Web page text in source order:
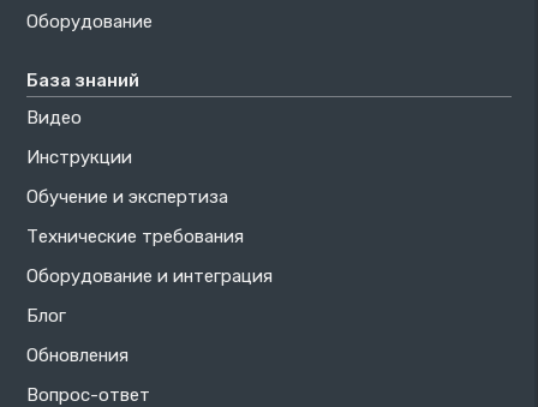
Оборудование
База знаний
Видео
Инструкции
Обучение и экспертиза
Технические требования
Оборудование и интеграция
Блог
Обновления
Вопрос-ответ